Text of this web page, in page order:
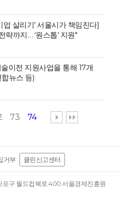
살리기’ 서울시가 책임진다]
략까지… ‘원스톱’ 지원"
이전 지원사업을 통해 17개
뉴스 등)
73 74
거부 클린신고센터
구 월드컵북로 400 서울경제진흥원